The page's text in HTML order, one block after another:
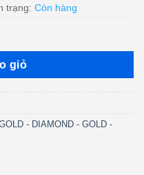
trạng: Còn hàng
giỏ
- DIAMOND - GOLD -